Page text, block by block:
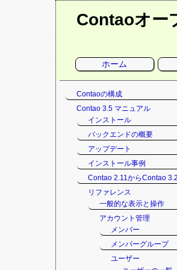
Contaoオー
ー
ホーム
Contaoの構成
Contao 3.5 マニュアル
インストール
バックエンドの概要
アップデート
インストール事例
Contao 2.11からContao
リファレンス
一般的な表示と操作
アカウント管理
メンバー
メンバーグループ
ユーザー